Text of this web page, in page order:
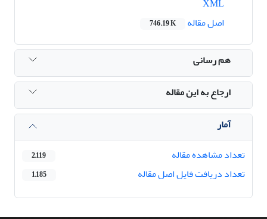
اصل مقاله
746.19 K
هم رسانی
ارجاع به این مقاله
آمار
تعداد مشاهده مقاله
2,119
تعداد دریافت فایل اصل مقاله 1,185